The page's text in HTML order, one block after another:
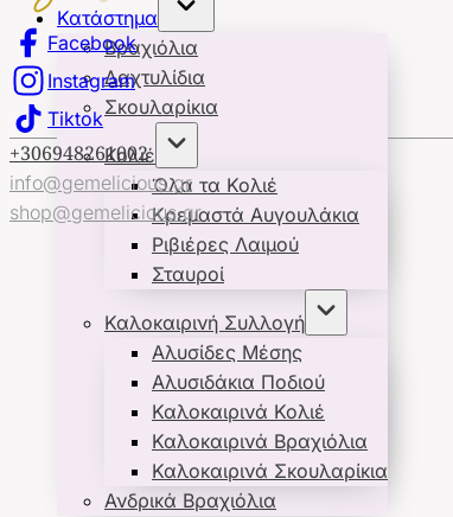
Κατάστημα
Βραχιόλια
Δαχτυλίδια
Σκουλαρίκια
Κολιέ
Όλα τα Κολιέ
Κρεμαστά Αυγουλάκια
Ριβιέρες Λαιμού
Σταυροί
Καλοκαιρινή Συλλογή
Αλυσίδες Μέσης
Αλυσιδάκια Ποδιού
Καλοκαιρινά Κολιέ
Καλοκαιρινά Βραχιόλια
Καλοκαιρινά Σκουλαρίκια
Ανδρικά Βραχιόλια
Facebook
Instagram
Tiktok
+306948261002
info@gemelicious.gr
shop@gemelicious.gr